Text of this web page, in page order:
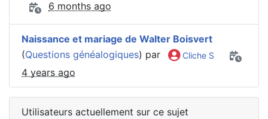
6 months ago
Naissance et mariage de Walter Boisvert
(Questions généalogiques) par Cliche S
4 years ago
Utilisateurs actuellement sur ce sujet